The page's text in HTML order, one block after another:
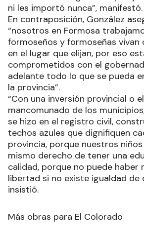
ni les importó nunca”, manifestó.
En contraposición, González
“nosotros en Formosa
formoseños y formoseñas vivan
en el lugar que elijan, por eso
comprometidos con el
adelante todo lo que se pueda
la provincia”.
“Con una inversión provincial o
mancomunado de los
se hizo en el registro civil,
techos azules que dignifiquen
provincia, porque nuestros
mismo derecho de tener una
calidad, porque no puede haber
libertad si no existe igualdad de
insistió.
Más obras para El Colorado